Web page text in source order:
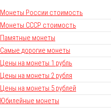
Монеты России стоимость
Монеты СССР стоимость
Памятные монеты
Самые дорогие монеты
Цены на монеты 1 рубль
Цены на монеты 2 рубля
Цены на монеты 5 рублей
Юбилейные монеты